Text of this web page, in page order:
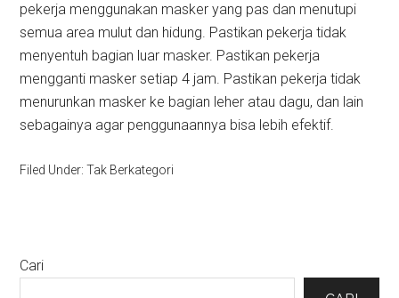
pekerja menggunakan masker yang pas dan menutupi
semua area mulut dan hidung. Pastikan pekerja tidak
menyentuh bagian luar masker. Pastikan pekerja
mengganti masker setiap 4 jam. Pastikan pekerja tidak
menurunkan masker ke bagian leher atau dagu, dan lain
sebagainya agar penggunaannya bisa lebih efektif.
Filed Under: Tak Berkategori
Primary
Cari